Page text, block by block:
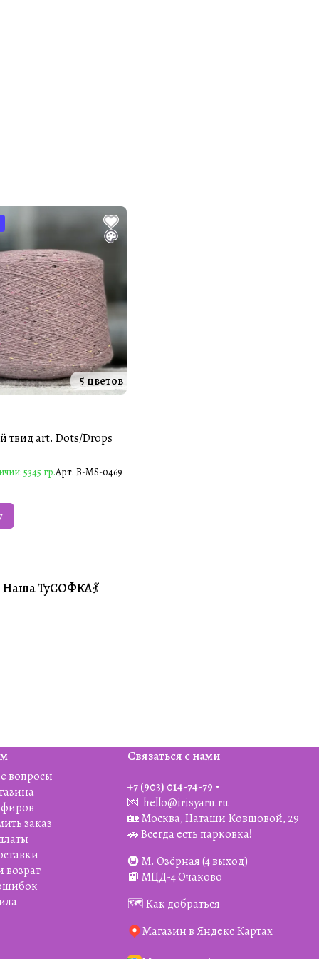
5 цветов
твид art. Dots/Drops
5345 гр.Арт. B-MS-0469
#Совместники
Наша ТуСОФКА💃
вопросы
заказ
возрат
Связаться с нами
+7 (903) 014-74-79‬
💌 hello@irisyarn.ru
🏡 Москва, Наташи Ковшовой, 29
🚗 Всегда есть парковка!
🚇 М. Озёрная (4 выход)
🚉 МЦД-4 Очаково
🗺️ Как добраться
Магазин в Яндекс Картах